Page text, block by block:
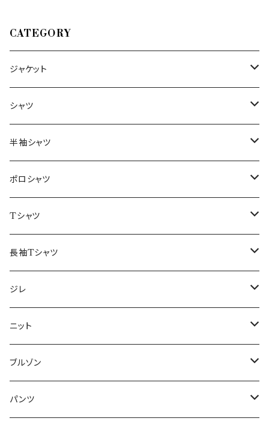
CATEGORY
ジャケット
～44/S
46/M
48/L
50/XL～
シャツ
～44/S
46/M
48/L
50/XL～
半袖シャツ
～44/S
46/M
48/L
50/XL～
ポロシャツ
～44/S
46/M
48/L
50/XL～
Tシャツ
～44/S
46/M
48/L
50/XL～
長袖Tシャツ
～44/S
46/M
48/L
50/XL～
ジレ
～44/S
46/M
48/L
ニット
～44/S
46/M
ブルゾン
～44/S
パンツ